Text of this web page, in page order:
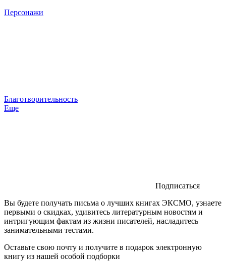
Персонажи
Благотворительность
Еще
Подписаться
Вы будете получать письма о лучших книгах ЭКСМО, узнаете
первыми о скидках, удивитесь литературным новостям и
интригующим фактам из жизни писателей, насладитесь
занимательными тестами.
Оставьте свою почту и получите в подарок электронную
книгу из нашей особой подборки